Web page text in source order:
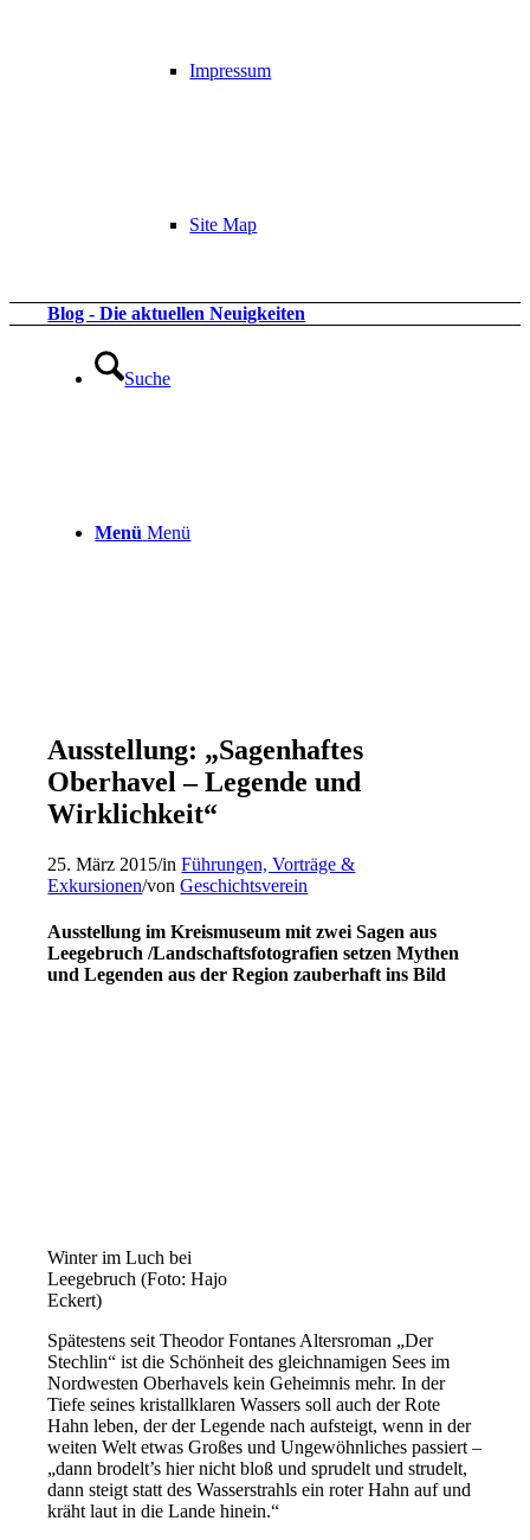
Impressum
Site Map
Suche
Menü Menü
Blog - Die aktuellen Neuigkeiten
Ausstellung: „Sagenhaftes
Oberhavel – Legende und
Wirklichkeit“
25. März 2015/inFührungen, Vorträge &
Exkursionen/vonGeschichtsverein
Ausstellung im Kreismuseum mit zwei Sagen aus
Leegebruch /​Landschaftsfotografien setzen Mythen
und Legenden aus der Region zauberhaft ins Bild
Winter im Luch bei
Leegebruch (Foto: Hajo
Eckert)
Spätestens seit Theodor Fontanes Altersroman „Der
Stechlin“ ist die Schönheit des gleich­na­mi­gen Sees im
Nordwesten Oberhavels kein Geheimnis mehr. In der
Tiefe sei­nes kris­tall­kla­ren Wassers soll auch der Rote
Hahn leben, der der Legende nach auf­steigt, wenn in der
wei­ten Welt etwas Großes und Ungewöhnliches pas­siert –
„dann brodelt’s hier nicht bloß und spru­delt und stru­delt,
dann steigt statt des Wasserstrahls ein roter Hahn auf und
kräht laut in die Lande hinein.“